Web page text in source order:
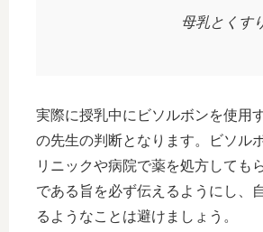
母乳とくす
実際に授乳中にビソルボンを使用
の先生の判断となります。ビソル
リニックや病院で薬を処方しても
である旨を必ず伝えるようにし、
るようなことは避けましょう。